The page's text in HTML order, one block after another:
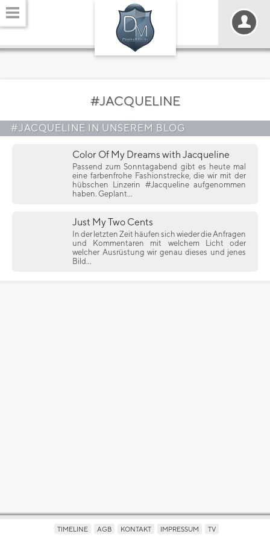
#JACQUELINE
#JACQUELINE IN UNSEREM BLOG
Color Of My Dreams with Jacqueline
Passend zum Sonntagabend gibt es heute mal
eine farbenfrohe Fashionstrecke, die wir mit der
hübschen Linzerin #Jacqueline aufgenommen
haben. Geplant...
Just My Two Cents
In der letzten Zeit häufen sich wieder die Anfragen
und Kommentaren mit welchem Licht oder
welcher Ausrüstung wir genau dieses und jenes
Bild...
TIMELINE AGB KONTAKT IMPRESSUM TV